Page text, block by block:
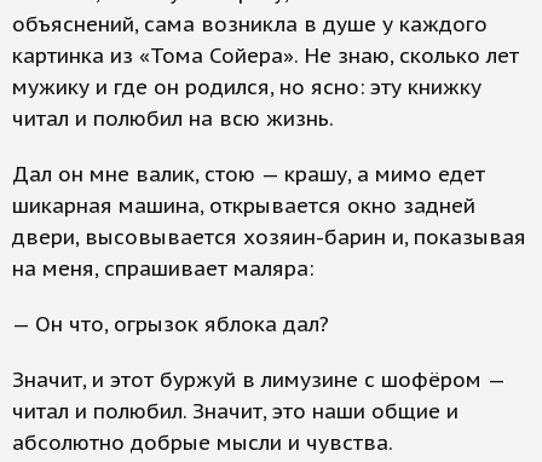
объяснений, сама возникла в душе у каждого
картинка из «Тома Сойера». Не знаю, сколько лет
мужику и где он родился, но ясно: эту книжку
читал и полюбил на всю жизнь.
Дал он мне валик, стою — крашу, а мимо едет
шикарная машина, открывается окно задней
двери, высовывается хозяин-барин и, показывая
на меня, спрашивает маляра:
— Он что, огрызок яблока дал?
Значит, и этот буржуй в лимузине с шофёром —
читал и полюбил. Значит, это наши общие и
абсолютно добрые мысли и чувства.